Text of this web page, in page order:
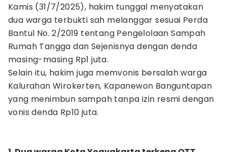
Kamis (31/7/2025), hakim tunggal menyatakan
dua warga terbukti sah melanggar sesuai Perda
Bantul No. 2/2019 tentang Pengelolaan Sampah
Rumah Tangga dan Sejenisnya dengan denda
masing-masing Rp1 juta.
‎Selain itu, hakim juga memvonis bersalah warga
Kalurahan Wirokerten, Kapanewon Banguntapan
yang menimbun sampah tanpa izin resmi dengan
vonis denda Rp10 juta.